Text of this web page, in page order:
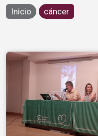
Inicio cáncer